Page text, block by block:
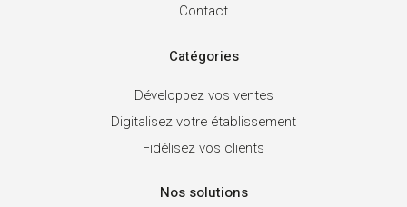
Contact
Catégories
Développez vos ventes
Digitalisez votre établissement
Fidélisez vos clients
Nos solutions